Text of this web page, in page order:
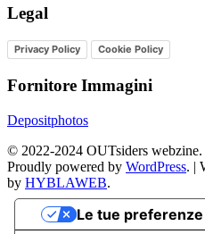
Legal
Privacy Policy Cookie Policy
Fornitore Immagini
Depositphotos
© 2022-2024 OUTsiders
Proudly powered by WordPress. |
by HYBLAWEB.
Le tue